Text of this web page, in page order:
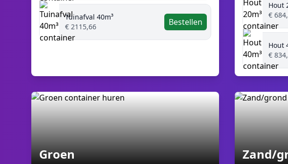
Tuinafval 40m³
€ 2115,66
Bestellen
Hout
€
Hout
€
Groen Zand/